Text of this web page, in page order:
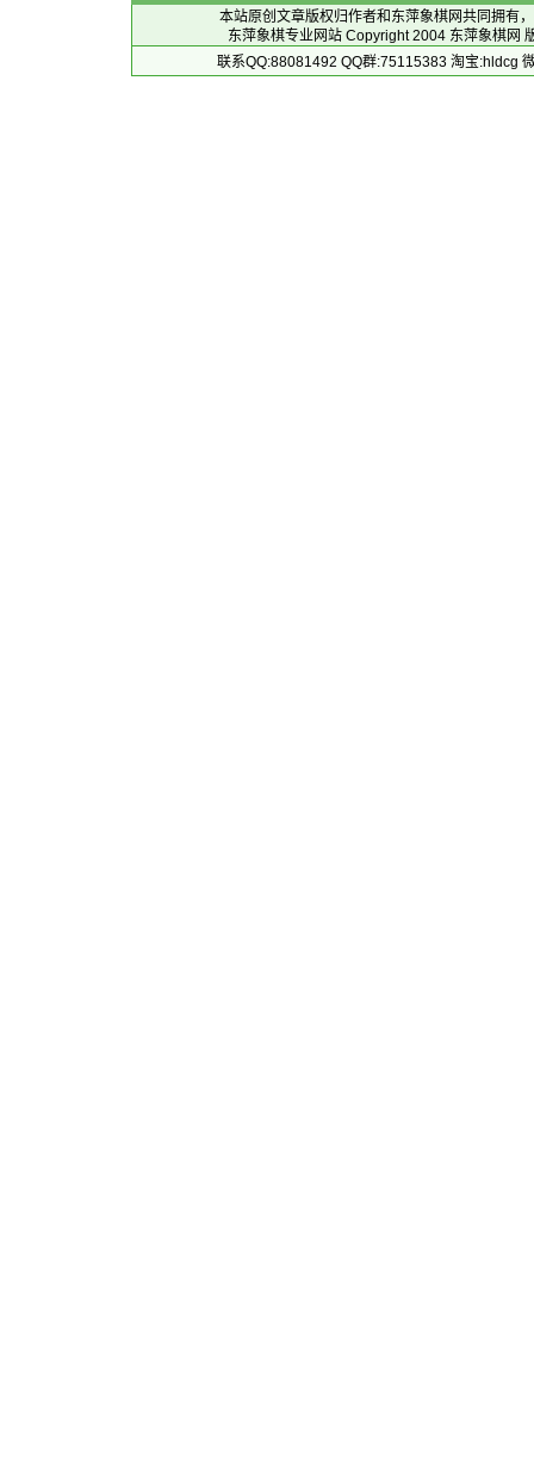
本站原创文章版权归作者和 东萍象棋网共同拥有
东萍象棋专业网站 Copyright 2004 东萍象棋网
联系QQ:88081492 QQ群:75115383 淘宝:hldcg